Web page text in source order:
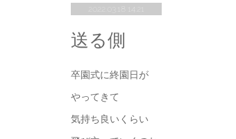
2022.03.18 14:21
送る側
卒園式に終園日が
やってきて
気持ち良いくらい